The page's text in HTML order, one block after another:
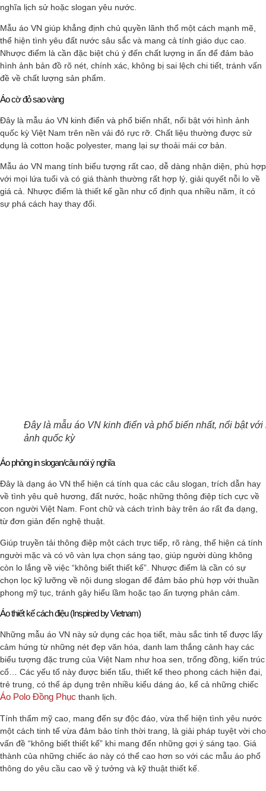
nghĩa lịch sử hoặc slogan yêu nước.
Mẫu áo VN giúp khẳng định chủ quyền lãnh thổ một cách mạnh mẽ,
thể hiện tình yêu đất nước sâu sắc và mang cả tính giáo dục cao.
Nhược điểm là cần đặc biệt chú ý đến chất lượng in ấn để đảm bảo
hình ảnh bản đồ rõ nét, chính xác, không bị sai lệch chi tiết, tránh vấn
đề về chất lượng sản phẩm.
Áo cờ đỏ sao vàng
Đây là mẫu áo VN kinh điển và phổ biến nhất, nổi bật với hình ảnh
quốc kỳ Việt Nam trên nền vải đỏ rực rỡ. Chất liệu thường được sử
dụng là cotton hoặc polyester, mang lại sự thoải mái cơ bản.
Mẫu áo VN mang tính biểu tượng rất cao, dễ dàng nhận diện, phù hợp
với mọi lứa tuổi và có giá thành thường rất hợp lý, giải quyết nỗi lo về
giá cả. Nhược điểm là thiết kế gần như cố định qua nhiều năm, ít có
sự phá cách hay thay đổi.
Đây là mẫu áo VN kinh điển và phổ biến nhất, nổi bật với
ảnh quốc kỳ
Áo phông in slogan/câu nói ý nghĩa
Đây là dạng áo VN thể hiện cá tính qua các câu slogan, trích dẫn hay
về tình yêu quê hương, đất nước, hoặc những thông điệp tích cực về
con người Việt Nam. Font chữ và cách trình bày trên áo rất đa dạng,
từ đơn giản đến nghệ thuật.
Giúp truyền tải thông điệp một cách trực tiếp, rõ ràng, thể hiện cá tính
người mặc và có vô vàn lựa chọn sáng tạo, giúp người dùng không
còn lo lắng về việc “không biết thiết kế”. Nhược điểm là cần có sự
chọn lọc kỹ lưỡng về nội dung slogan để đảm bảo phù hợp với thuần
phong mỹ tục, tránh gây hiểu lầm hoặc tạo ấn tượng phản cảm.
Áo thiết kế cách điệu (Inspired by Vietnam)
Những mẫu áo VN này sử dụng các họa tiết, màu sắc tinh tế được lấy
cảm hứng từ những nét đẹp văn hóa, danh lam thắng cảnh hay các
biểu tượng đặc trưng của Việt Nam như hoa sen, trống đồng, kiến trúc
cổ… Các yếu tố này được biến tấu, thiết kế theo phong cách hiện đại,
trẻ trung, có thể áp dụng trên nhiều kiểu dáng áo, kể cả những chiếc
Áo Polo Đồng Phục thanh lịch.
Tính thẩm mỹ cao, mang đến sự độc đáo, vừa thể hiện tình yêu nước
một cách tinh tế vừa đảm bảo tính thời trang, là giải pháp tuyệt vời cho
vấn đề “không biết thiết kế” khi mang đến những gợi ý sáng tạo. Giá
thành của những chiếc áo này có thể cao hơn so với các mẫu áo phổ
thông do yêu cầu cao về ý tưởng và kỹ thuật thiết kế.